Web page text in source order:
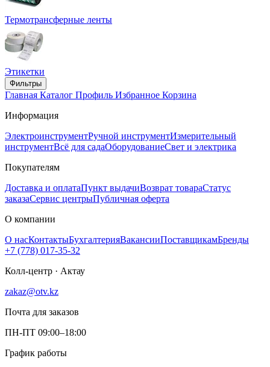
Термотрансферные ленты
Этикетки
Фильтры
Главная Каталог Профиль Избранное Корзина
Информация
ЭлектроинструментРучной инструментИзмерительный
инструментВсё для садаОборудованиеСвет и электрика
Покупателям
Доставка и оплатаПункт выдачиВозврат товараСтатус
заказаСервис центрыПубличная оферта
О компании
О насКонтактыБухгалтерияВакансииПоставщикамБренды
+7 (778) 017-35-32
Колл-центр · Актау
zakaz@otv.kz
Почта для заказов
ПН-ПТ 09:00–18:00
График работы